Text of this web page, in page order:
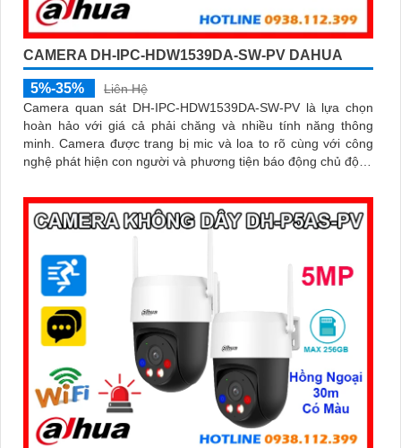
CAMERA DH-IPC-HDW1539DA-SW-PV DAHUA
5%-35%
Liên Hệ
Camera quan sát DH-IPC-HDW1539DA-SW-PV là lựa chọn
hoàn hảo với giá cả phải chăng và nhiều tính năng thông
minh. Camera được trang bị mic và loa to rõ cùng với công
nghệ phát hiện con người và phương tiện báo động chủ động